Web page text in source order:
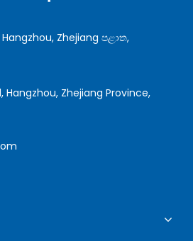
Hangzhou, Zhejiang පළාත,
Hangzhou, Zhejiang Province,